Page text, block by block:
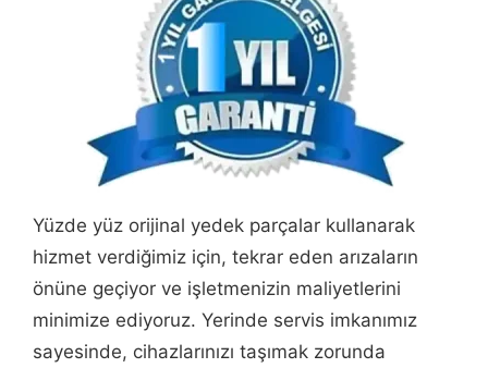
Yüzde yüz orijinal yedek parçalar kullanarak
hizmet verdiğimiz için, tekrar eden arızaların
önüne geçiyor ve işletmenizin maliyetlerini
minimize ediyoruz. Yerinde servis imkanımız
sayesinde, cihazlarınızı taşımak zorunda